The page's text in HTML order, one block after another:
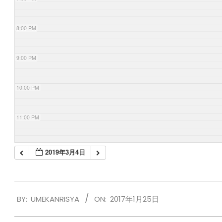
8:00 PM
9:00 PM
10:00 PM
11:00 PM
2019年3月4日
01-
BY: UMEKANRISYA ON: 2017年1月25日